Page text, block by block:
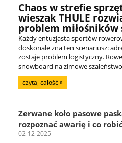
Chaos w strefie
wieszak THULE
problem
Każdy entuzjasta sportów
doskonale zna ten scenariusz:
zostaje problem logistyczny.
snowboard na zimowe
czytaj całość »
Zerwane koło pasowe
rozpoznać awarię i co
02-12-2025